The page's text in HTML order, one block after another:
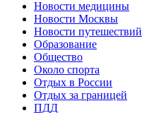
Новости медицины
Новости Москвы
Новости путешествий
Образование
Общество
Около спорта
Отдых в России
Отдых за границей
ПДД